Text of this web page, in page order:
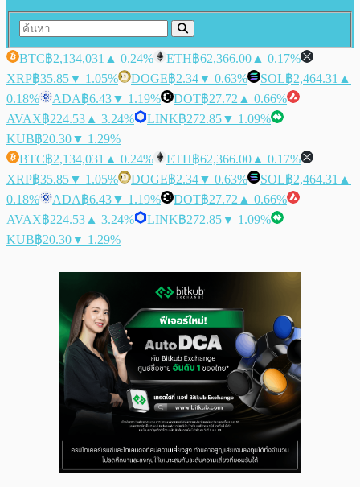
BTC฿2,134,031 ▲ 0.24% ETH฿62,366.00 ▲ 0.17%
XRP฿35.85▼ 1.05% DOGE฿2.34▼ 0.63% SOL฿2,464.31 ▲
0.18%
ADA฿6.43▼ 1.19% DOT฿27.72 ▲ 0.66%
AVAX฿224.53 ▲ 3.24% LINK฿272.85▼ 1.09%
KUB฿20.30▼ 1.29%
BTC฿2,134,031 ▲ 0.24% ETH฿62,366.00 ▲ 0.17%
XRP฿35.85▼ 1.05% DOGE฿2.34▼ 0.63% SOL฿2,464.31 ▲
0.18%
ADA฿6.43▼ 1.19% DOT฿27.72 ▲ 0.66%
AVAX฿224.53 ▲ 3.24% LINK฿272.85▼ 1.09%
KUB฿20.30▼ 1.29%